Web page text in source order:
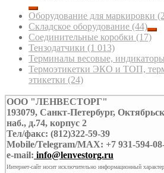
Оборудование для маркировки
Складское оборудование (44)
Соединительные коробки (17)
Тензодатчики (1 013)
Терминалы весовые,
Термоэтикетки ЭКО и ТОП,
этикетки (24)
ООО "ЛЕНВЕСТОРГ"
193079, Санкт-Петербург,
наб., д.74, корпус 2
Тел/факс: (812)322-59-39
Mobile/Telegram/MAX: +7 931-594-
e-mail: info@lenvestorg.ru
Интернет-сайт носит исключительно информационный